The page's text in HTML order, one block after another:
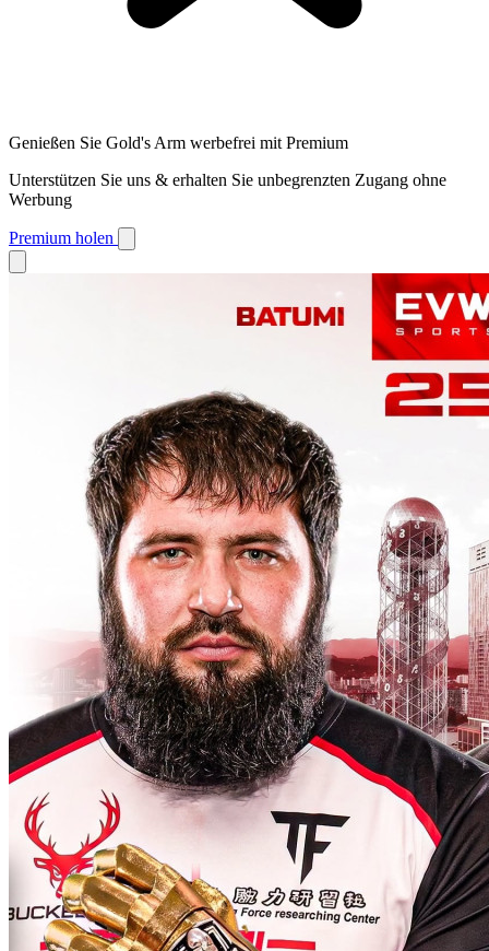
Genießen Sie Gold's Arm werbefrei mit Premium
Unterstützen Sie uns & erhalten Sie unbegrenzten Zugang ohne
Werbung
Premium holen